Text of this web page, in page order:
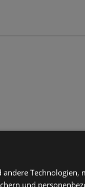
Technologien,
und